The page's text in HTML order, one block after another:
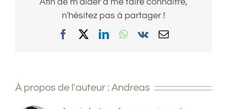
n'hésitez pas à partager !
FacebookLinkedInWhatsApp
Vk Email
À propos de l'auteur : Andreas